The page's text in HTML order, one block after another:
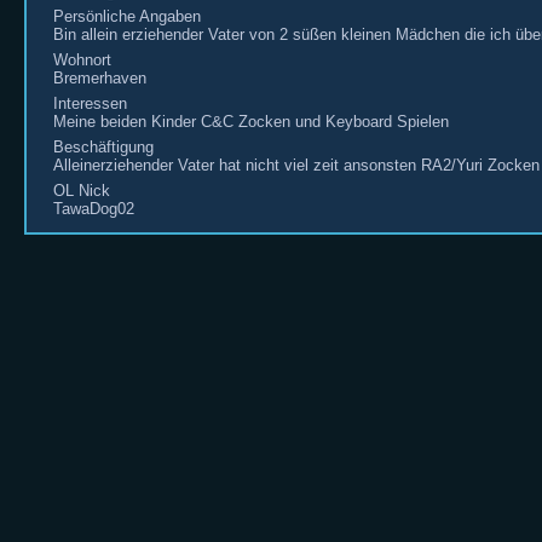
Persönliche Angaben
Bin allein erziehender Vater von 2 süßen kleinen Mädchen die ich
Wohnort
Bremerhaven
Interessen
Meine beiden Kinder C&C Zocken und Keyboard Spielen
Beschäftigung
Alleinerziehender Vater hat nicht viel zeit ansonsten RA2/Yuri Zocken
OL Nick
TawaDog02